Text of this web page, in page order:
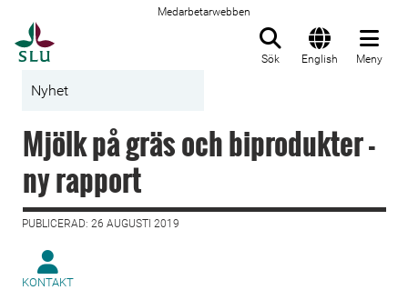
Medarbetarwebben
Sök English Meny
Nyhet
Mjölk på gräs och biprodukter -
ny rapport
PUBLICERAD: 26 AUGUSTI 2019
KONTAKT